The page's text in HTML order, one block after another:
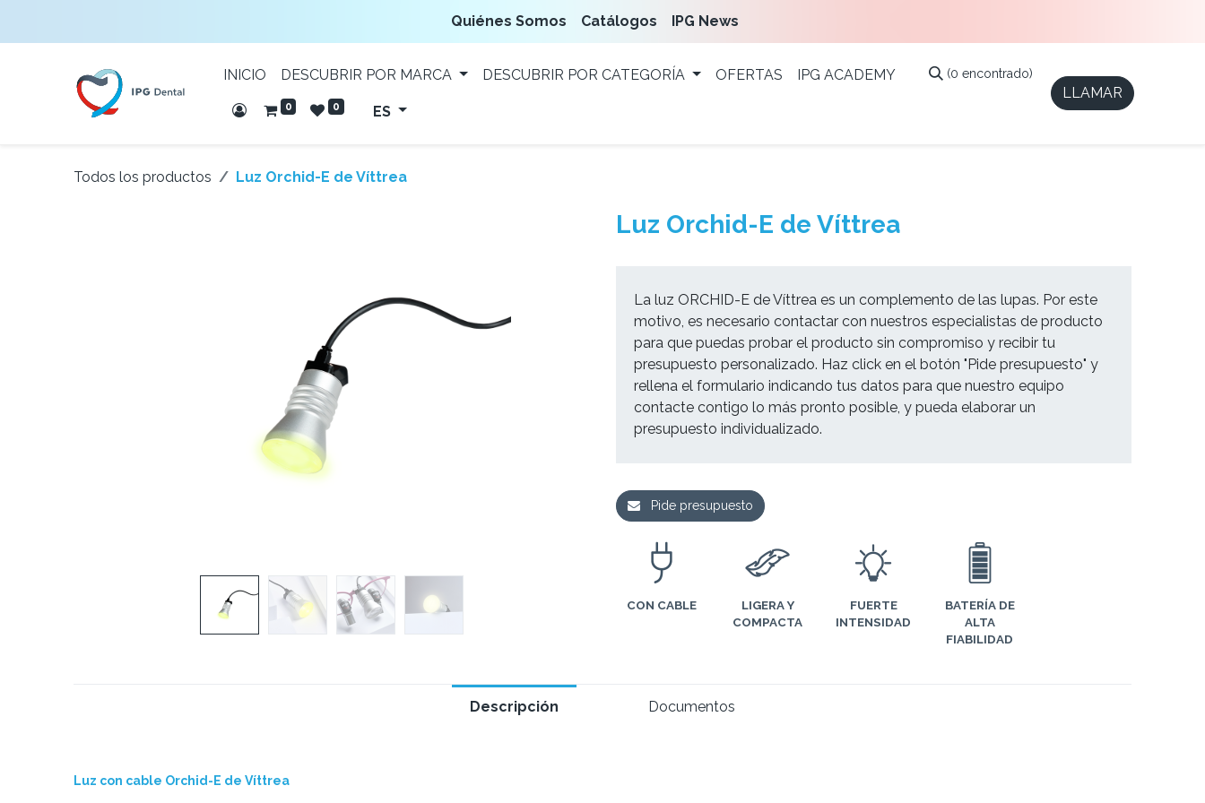
Quiénes Somos Catálogos IPG News
INICIO DESCUBRIR POR MARCA DESCUBRIR POR CATEGORÍA OFERTAS IPG ACADEMY (0 encontrado)
0 0 ES
LLAMAR
Todos los productos Luz Orchid-E de Víttrea
Luz Orchid-E de Víttrea
La luz ORCHID-E de Víttrea es un complemento de las lupas. Por este
motivo, es necesario contactar con nuestros especialistas de producto
para que puedas probar el producto sin compromiso y recibir tu
presupuesto personalizado. Haz click en el botón "Pide presupuesto" y
rellena el formulario indicando tus datos para que nuestro equipo
contacte contigo lo más pronto posible, y pueda elaborar un
presupuesto individualizado.
Pide presupuesto
CON CABLE
LIGERA Y
COMPACTA
FUERTE
INTENSIDAD
BATERÍA DE
ALTA
FIABILIDAD
Descripción Documentos
Luz con cable Orchid-E de Víttrea